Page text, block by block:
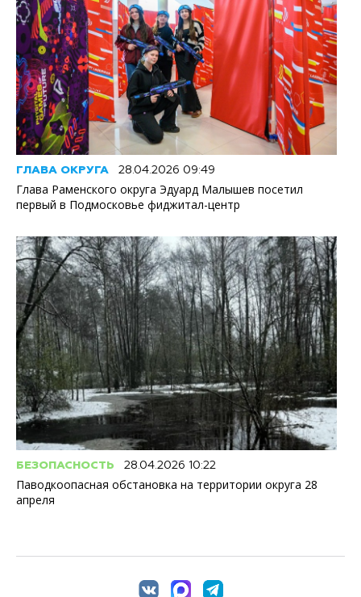
ГЛАВА ОКРУГА 28.04.2026 09:49
Глава Раменского округа Эдуард Малышев посетил
первый в Подмосковье фиджитал-центр
БЕЗОПАСНОСТЬ 28.04.2026 10:22
Паводкоопасная обстановка на территории округа 28
апреля